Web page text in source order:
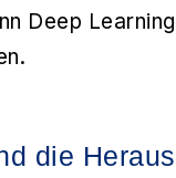
Deep
die